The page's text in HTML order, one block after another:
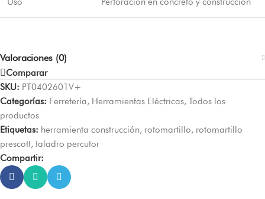
Valoraciones (0)
Comparar
SKU: PT0402601V+
Categorías: Ferretería, Herramientas Eléctricas, Todos los
productos
Etiquetas: herramienta construcción, rotomartillo, rotomartillo
prescott, taladro percutor
Compartir: